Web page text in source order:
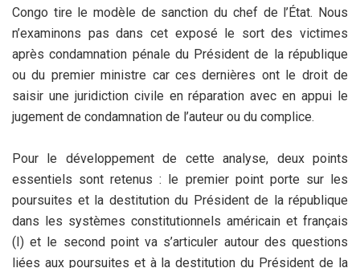
Congo tire le modèle de sanction du chef de l’État. Nous
n’examinons pas dans cet exposé le sort des victimes
après condamnation pénale du Président de la république
ou du premier ministre car ces dernières ont le droit de
saisir une juridiction civile en réparation avec en appui le
jugement de condamnation de l’auteur ou du complice.
Pour le développement de cette analyse, deux points
essentiels sont retenus : le premier point porte sur les
poursuites et la destitution du Président de la république
dans les systèmes constitutionnels américain et français
(I) et le second point va s’articuler autour des questions
liées aux poursuites et à la destitution du Président de la